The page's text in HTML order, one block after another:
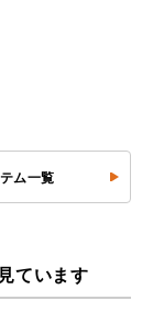
ム一覧
ています